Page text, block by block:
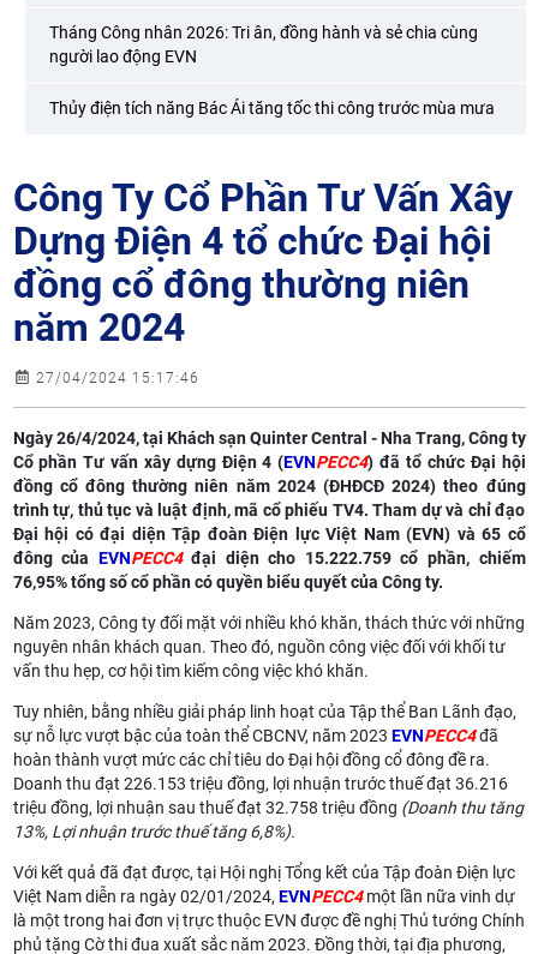
Tháng Công nhân 2026: Tri ân, đồng hành và sẻ chia cùng
người lao động EVN
Thủy điện tích năng Bác Ái tăng tốc thi công trước mùa mưa
Công Ty Cổ Phần Tư Vấn Xây
Dựng Điện 4 tổ chức Đại hội
đồng cổ đông thường niên
năm 2024
27/04/2024 15:17:46
Ngày 26/4/2024, tại Khách sạn Quinter Central - Nha Trang, Công ty
Cổ phần Tư vấn xây dựng Điện 4 (EVNPECC4) đã tổ chức Đại hội
đồng cổ đông thường niên năm 2024 (ĐHĐCĐ 2024) theo đúng
trình tự, thủ tục và luật định, mã cổ phiếu TV4. Tham dự và chỉ đạo
Đại hội có đại diện Tập đoàn Điện lực Việt Nam (EVN) và 65 cổ
đông của EVNPECC4đại diện cho 15.222.759 cổ phần, chiếm
76,95% tổng số cổ phần có quyền biểu quyết của Công ty.
Năm 2023, Công ty đối mặt với nhiều khó khăn, thách thức với những
nguyên nhân khách quan. Theo đó, nguồn công việc đối với khối tư
vấn thu hẹp, cơ hội tìm kiếm công việc khó khăn.
Tuy nhiên, bằng nhiều giải pháp linh hoạt của Tập thể Ban Lãnh đạo,
sự nỗ lực vượt bậc của toàn thể CBCNV, năm 2023 EVNPECC4 đã
hoàn thành vượt mức các chỉ tiêu do Đại hội đồng cổ đông đề ra.
Doanh thu đạt 226.153 triệu đồng, lợi nhuận trước thuế đạt 36.216
triệu đồng, lợi nhuận sau thuế đạt 32.758 triệu đồng (Doanh thu tăng
13%, Lợi nhuận trước thuế tăng 6,8%).
Với kết quả đã đạt được, tại Hội nghị Tổng kết của Tập đoàn Điện lực
Việt Nam diễn ra ngày 02/01/2024, EVNPECC4 một lần nữa vinh dự
là một trong hai đơn vị trực thuộc EVN được đề nghị Thủ tướng Chính
phủ tặng Cờ thi đua xuất sắc năm 2023. Đồng thời, tại địa phương,